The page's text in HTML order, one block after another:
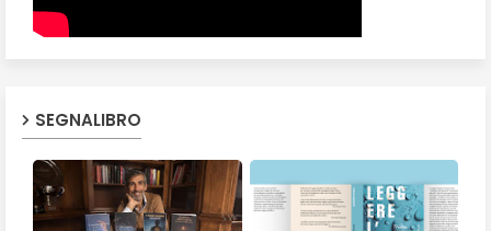
SEGNALIBRO